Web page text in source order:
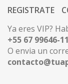
REGISTRATE
Ya eres VIP?
+55 67 99646-
O envia un